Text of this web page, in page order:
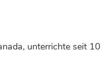
unterrichte seit 10